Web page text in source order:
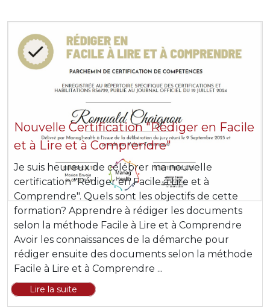
Nouvelle Certification "Rédiger en Facile
et à Lire et à Comprendre"
Je suis heureux de célébrer ma nouvelle
certification "Rédiger en Facile à Lire et à
Comprendre". Quels sont les objectifs de cette
formation? Apprendre à rédiger les documents
selon la méthode Facile à Lire et à Comprendre
Avoir les connaissances de la démarche pour
rédiger ensuite des documents selon la méthode
Facile à Lire et à Comprendre ...
Lire la suite